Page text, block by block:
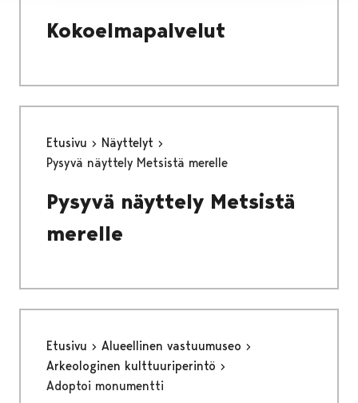
Kokoelmapalvelut
Etusivu
Näyttelyt
Pysyvä näyttely Metsistä merelle
Pysyvä näyttely Metsistä
merelle
Etusivu
Alueellinen vastuumuseo
Arkeologinen kulttuuriperintö
Adoptoi monumentti